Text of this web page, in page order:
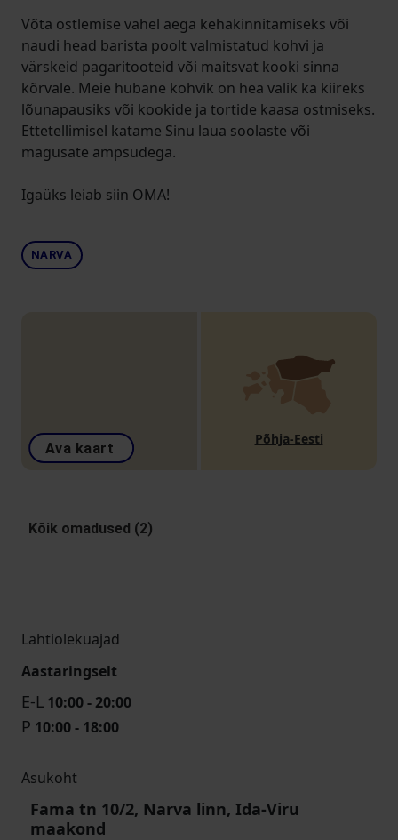
Võta ostlemise vahel aega kehakinnitamiseks või
naudi head barista poolt valmistatud kohvi ja
värskeid pagaritooteid või maitsvat kooki sinna
kõrvale. Meie hubane kohvik on hea valik ka kiireks
lõunapausiks või kookide ja tortide kaasa ostmiseks.
Ettetellimisel katame Sinu laua soolaste või
magusate ampsudega.
Igaüks leiab siin OMA!
NARVA
Ava kaart
Põhja-Eesti
Kõik omadused (2)
Lahtiolekuajad
Aastaringselt
E-L 10:00 - 20:00
P 10:00 - 18:00
Asukoht
Fama tn 10/2, Narva linn, Ida-Viru
maakond